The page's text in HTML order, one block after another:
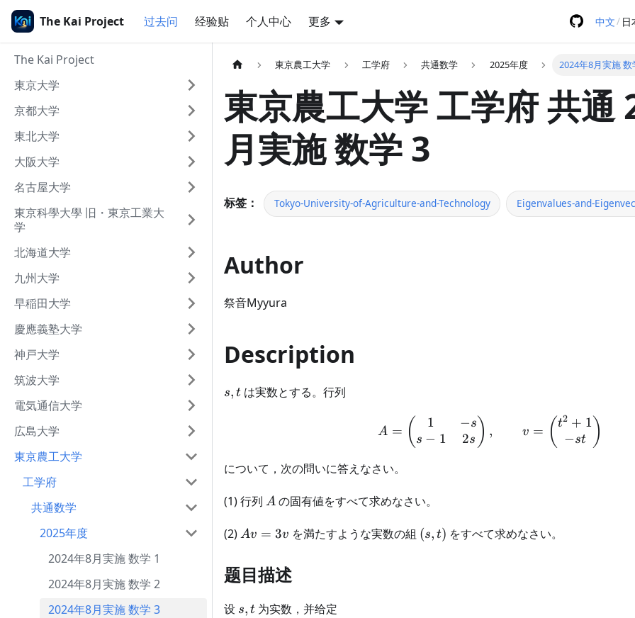
The Kai Project 过去问 经验贴 个人中心 更多 中文/ 日
The Kai Project
東京大学
京都大学
東北大学
大阪大学
名古屋大学
東京科學大學 旧・東京工業大
学
北海道大学
九州大学
早稲田大学
慶應義塾大学
神戸大学
筑波大学
電気通信大学
広島大学
東京農工大学
工学府
共通数学
2025年度
2024年8月実施 数学 1
2024年8月実施 数学 2
2024年8月実施 数学 3
東京農工大学 工学府 共通数学 2025年度 2024年8月実施 数
東京農工大学 工学府 共通
月実施 数学 3
标签： Tokyo-University-of-Agriculture-and-Technology Eigenvalues-and-
Author
祭音Myyura
Description
s,t
s, t は実数とする。行列
A = ( 1
s − 1
−s
2s ) , v = ( t2 + 1
−st )
について，次の問いに答えなさい。
(1) 行列 A
A の固有値をすべて求めなさい。
(2) Av=3v
Av = 3v を満たすような実数の組 (s,t)
(s, t) をすべて求めなさい。
题目描述
设 s,t
s, t 为实数，并给定